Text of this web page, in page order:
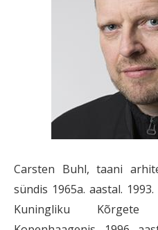
Carsten Buhl, taani
sündis 1965a. aastal.
Kuningliku Kõrgete